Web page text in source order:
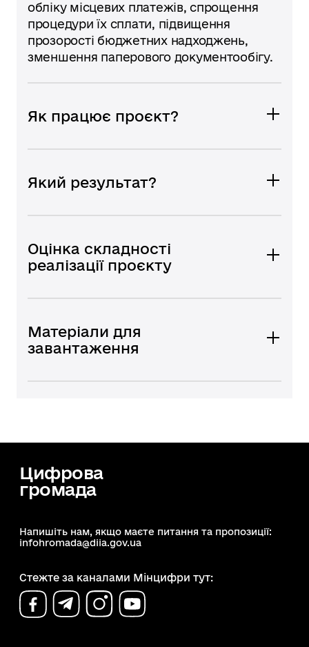
обліку місцевих платежів, спрощення
процедури їх сплати, підвищення
прозорості бюджетних надходжень,
зменшення паперового документообігу.
Як працює проєкт?
Який результат?
Оцінка складності
реалізації проєкту
Матеріали для
завантаження
Цифрова
громада
Напишіть нам, якщо маєте питання та пропозиції:
infohromada@diia.gov.ua
Стежте за каналами Мінцифри тут: